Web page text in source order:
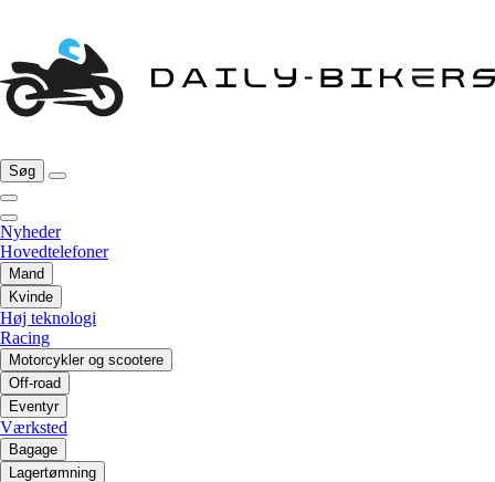
Søg
Nyheder
Hovedtelefoner
Mand
Kvinde
Høj teknologi
Racing
Motorcykler og scootere
Off-road
Eventyr
Værksted
Bagage
Lagertømning